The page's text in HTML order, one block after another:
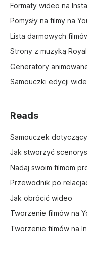
Formaty wideo na
Pomysły na filmy na
Lista darmowych
Strony z muzyką
Generatory
Samouczki edycji
Reads
Samouczek
Jak stworzyć
Nadaj swoim filmom
Przewodnik po
Jak obrócić wideo
Tworzenie filmów na
Tworzenie filmów na